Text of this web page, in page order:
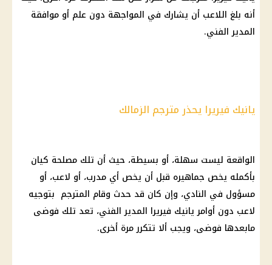
أنه بلغ اللاعب أن يشارك في المواجهة دون علم أو موافقة
المدير الفني.
يانيك فيريرا يحذر مترجم الزمالك
الواقعة ليست سهلة، أو بسيطة، حيث أن تلك مصلحة كيان
بأكمله يخص جماهيره قبل أن يخص أي مدرب، أو لاعب، أو
مسؤول في النادي، وإن كان قد حدث وقام المترجم بتوجيه
لاعب دون أوامر يانيك فيريرا المدير الفني، تعد تلك فوضى
مابعدها فوضى، ويجب ألا تتكرر مرة أخرى.